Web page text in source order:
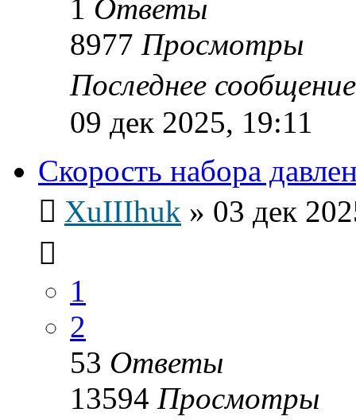
1 Ответы
8977 Просмотры
Последнее
09 дек 2025, 19:11
Скорость набора
XuIIIhuk » 03 дек
1
2
53 Ответы
13594 Просмотры